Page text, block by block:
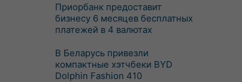
Приорбанк предоставит
бизнесу 6 месяцев бесплатных
платежей в 4 валютах
В Беларусь привезли
компактные хэтчбеки BYD
Dolphin Fashion 410